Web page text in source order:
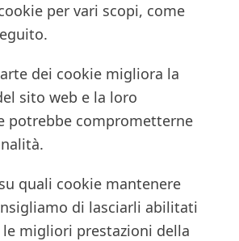
per vari scopi, come
dei cookie migliora la
sito web e la loro
potrebbe comprometterne
quali cookie mantenere
di lasciarli abilitati
migliori prestazioni della